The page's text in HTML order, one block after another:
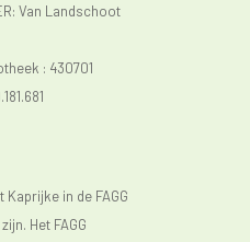
Van Landschoot
: 430701
in de FAGG
Het FAGG